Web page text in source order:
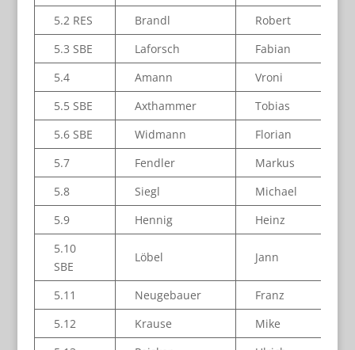
5.2 RES
Brandl
Robert
5.3 SBE
Laforsch
Fabian
5.4
Amann
Vroni
5.5 SBE
Axthammer
Tobias
5.6 SBE
Widmann
Florian
5.7
Fendler
Markus
5.8
Siegl
Michael
5.9
Hennig
Heinz
5.10
SBE
Löbel Jann
5.11 Neugebauer
Franz
5.12
Krause
Mike